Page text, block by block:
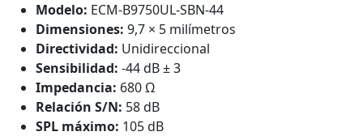
Modelo: ECM-B9750UL-SBN-44
Dimensiones: 9,7 × 5 milímetros
Directividad: Unidireccional
Sensibilidad: -44 dB ± 3
Impedancia: 680 Ω
Relación S/N: 58 dB
SPL máximo: 105 dB